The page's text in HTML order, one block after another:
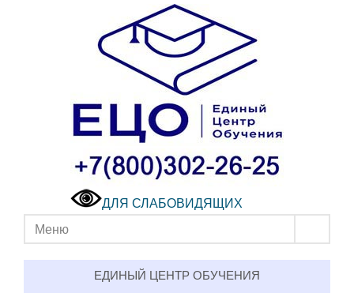
ДЛЯ СЛАБОВИДЯЩИХ
Меню
ЕДИНЫЙ ЦЕНТР ОБУЧЕНИЯ